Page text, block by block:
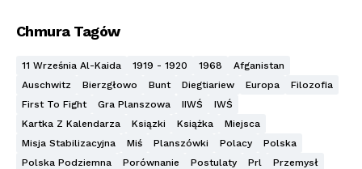
Chmura Tagów
11 Września Al-Kaida 1919 - 1920 1968
Afganistan
Auschwitz
Bierzgłowo Bunt Diegtiariew Europa
Filozofia
First To Fight
Gra Planszowa IIWŚ
IWŚ
Kartka Z Kalendarza
Ksiązki Książka
Miejsca
Misja Stabilizacyjna
Miś Planszówki Polacy
Polska
Polska Podziemna
Porównanie Postulaty Prl
Przemysł